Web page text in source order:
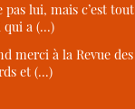
pas lui, mais c’est tout
qui a (…)
merci à la Revue des
et (…)